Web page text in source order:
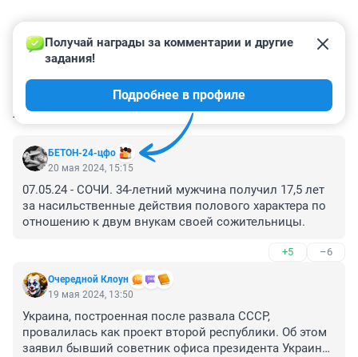
КОММЕНТАРИИ 139
БЕТОН-24-цфо
Получай награды за комментарии и другие
задания!
Подробнее в профиле
20 мая 2024, 15:15
07.05.24 - СОЧИ. 34-летний мужчина получил 17,5 лет
за насильственные действия полового характера по
отношению к двум внукам своей сожительницы.
+5 –6
Очередной Клоун
19 мая 2024, 13:50
Украина, построенная после развала СССР,
провалилась как проект второй республики. Об этом
заявил бывший советник офиса президента Украины